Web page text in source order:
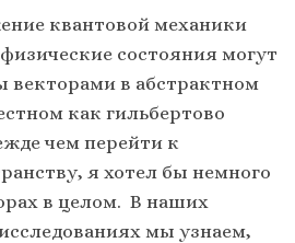
квантовой механики
состояния могут
векторами в абстрактном
как гильбертово
чем перейти к
я хотел бы немного
в целом. В наших
мы узнаем,